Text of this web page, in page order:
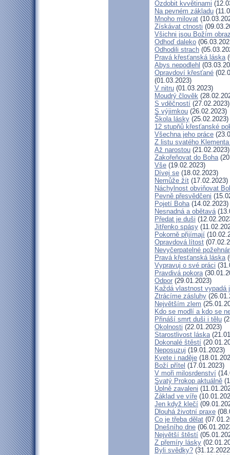
Ozdobit kvvětinami
Na pevném základu
Mnoho milovat
Získávat ctnosti
Všichni jsou Božím
Odhoď daleko
Odhodili strach
Pravá křesťanská láska
Abys nepodlehl
Opravdoví křesťané
(01.03.2023)
V nitru (01.03.2023)
Moudrý člověk
S vděčností (27.02.2023)
S výjimkou (26.02.2023)
Škola lásky (25.02.2023)
12 stupňů křesťanské
Všechna jeho práce
Z listu svatého
Až narostou (21.02.2023)
Zakořeňovat do Boha
Vše (19.02.2023)
Dívej se (18.02.2023)
Nemůže žít (17.02.2023)
Náchylnost obviňovat
Pevně přesvědčeni
Pojetí Boha(14.02.2023)
Nesnadná a obětavá
Předat je duši
Jitřenko spásy
Pokorně přijímají
Opravdová lítost
Nevyčerpatelné
Pravá křesťanská láska
Vypravuj o své práci
Pravdivá pokora
Odpor (29.01.2023)
Každá vlastnost vypadá
Ztrácíme zásluhy
Největším zlem
Kdo se modlí a kdo se
Přináší smrt duši i tělu
Okolnosti (22.01.2023)
Starostlivost láska
Dokonalé štěstí
Neposuzuj (19.01.2023)
Kvete i naděje
Boží přítel (17.01.2023)
V moři milosrdenství
Svatý Prokop aktuálně
Úplně zavaleni
Základ ve víře
Jen když klečí
Dlouhá životní praxe
Co je třeba dělat
Dnešního dne
Největší štěstí
Z přemíry lásky
Byli svědky?